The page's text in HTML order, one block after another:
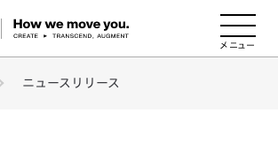
of Dreams
ニュースリリース